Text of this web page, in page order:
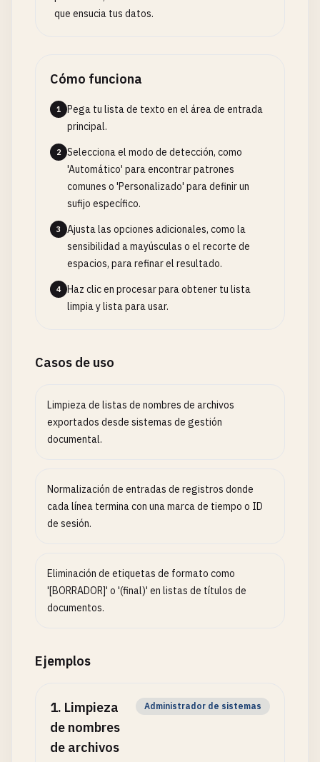
que ensucia tus datos.
Cómo funciona
1
Pega tu lista de texto en el área de entrada
principal.
2
Selecciona el modo de detección, como
'Automático' para encontrar patrones
comunes o 'Personalizado' para definir un
sufijo específico.
3
Ajusta las opciones adicionales, como la
sensibilidad a mayúsculas o el recorte de
espacios, para refinar el resultado.
4
Haz clic en procesar para obtener tu lista
limpia y lista para usar.
Casos de uso
Limpieza de listas de nombres de archivos
exportados desde sistemas de gestión
documental.
Normalización de entradas de registros donde
cada línea termina con una marca de tiempo o ID
de sesión.
Eliminación de etiquetas de formato como
'[BORRADOR]' o '(final)' en listas de títulos de
documentos.
Ejemplos
1. Limpieza
de nombres
de archivos
Administrador de sistemas